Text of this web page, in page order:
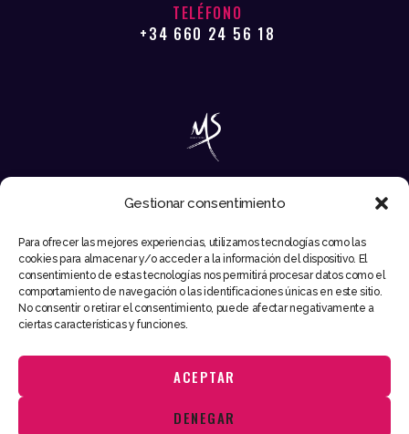
Gestionar consentimiento
Para ofrecer las mejores experiencias, utilizamos tecnologías como las
cookies para almacenar y/o acceder a la información del dispositivo. El
consentimiento de estas tecnologías nos permitirá procesar datos como el
comportamiento de navegación o las identificaciones únicas en este sitio.
No consentir o retirar el consentimiento, puede afectar negativamente a
ciertas características y funciones.
ACEPTAR
DENEGAR
TELÉFONO
+34 660 24 56 18
EMAIL
INFO@MIKESYNTEC.COM
Utilizamos cookies para ofrecerte la mejor experiencia en nuestra